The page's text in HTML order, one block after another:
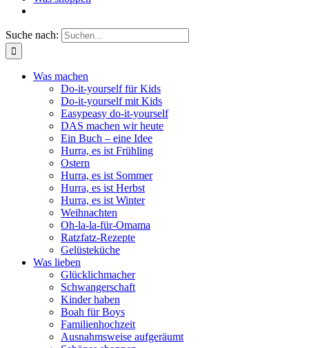
Suche nach:
Was machen
Do-it-yourself für Kids
Do-it-yourself mit Kids
Easypeasy do-it-yourself
DAS machen wir heute
Ein Buch – eine Idee
Hurra, es ist Frühling
Ostern
Hurra, es ist Sommer
Hurra, es ist Herbst
Hurra, es ist Winter
Weihnachten
Oh-la-la-für-Omama
Ratzfatz-Rezepte
Gelüsteküche
Was lieben
Glücklichmacher
Schwangerschaft
Kinder haben
Boah für Boys
Familienhochzeit
Ausnahmsweise aufgeräumt